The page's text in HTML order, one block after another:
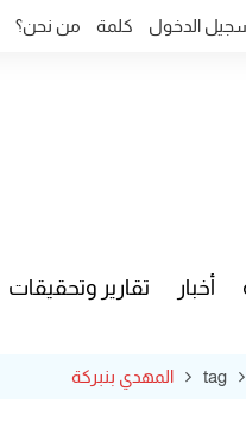
الدخول كلمة من نحن؟
أخبار تقارير وتحقيقات
tag المهدي بنبركة